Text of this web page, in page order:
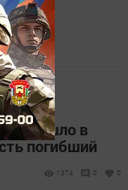
в
погибший
1374 0 0